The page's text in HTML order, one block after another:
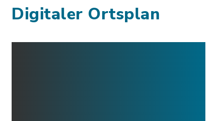
Digitaler Ortsplan